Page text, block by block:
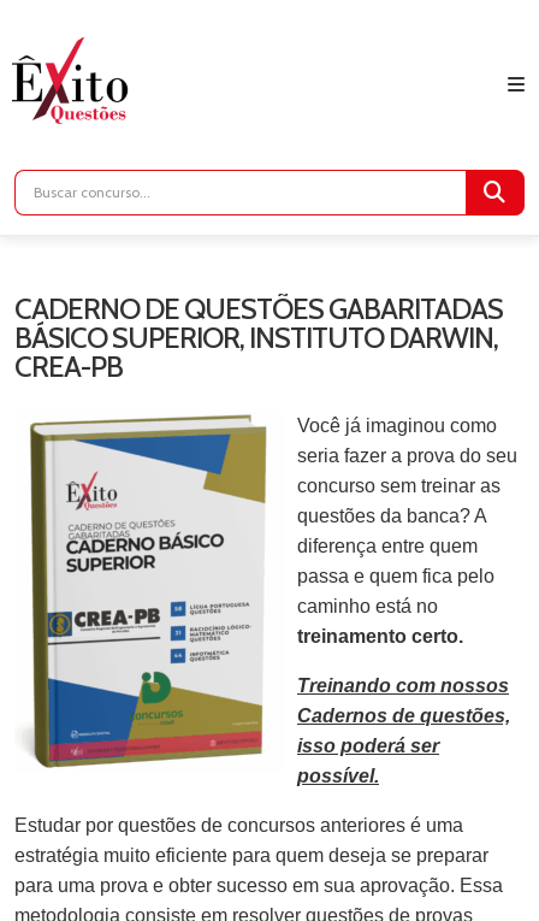
CADERNO DE QUESTÕES GABARITADAS
BÁSICO SUPERIOR, INSTITUTO DARWIN,
CREA-PB
Você já imaginou como
seria fazer a prova do seu
concurso sem treinar as
questões da banca? A
diferença entre quem
passa e quem fica pelo
caminho está no
treinamento certo.
Treinando com nossos
Cadernos de questões,
isso poderá ser
possível.
Estudar por questões de concursos anteriores é uma
estratégia muito eficiente para quem deseja se preparar
para uma prova e obter sucesso em sua aprovação. Essa
metodologia consiste em resolver questões de provas